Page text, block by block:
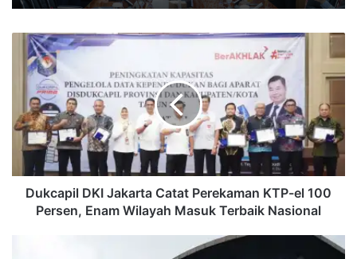
‎Dukcapil
Jakarta
Catat
Perekaman
KTP-
100
Persen,
Enam
Wilayah
‎Dukcapil DKI Jakarta Catat Perekaman KTP-el 100
Persen, Enam Wilayah Masuk Terbaik Nasional